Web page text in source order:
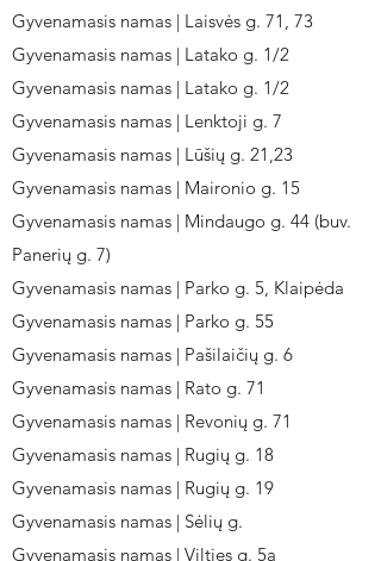
Gyvenamasis namas | Laisvės g. 71, 73
Gyvenamasis namas | Latako g. 1/2
Gyvenamasis namas | Latako g. 1/2
Gyvenamasis namas | Lenktoji g. 7
Gyvenamasis namas | Lūšių g. 21,23
Gyvenamasis namas | Maironio g. 15
Gyvenamasis namas | Mindaugo g. 44 (buv.
Panerių g. 7)
Gyvenamasis namas | Parko g. 5, Klaipėda
Gyvenamasis namas | Parko g. 55
Gyvenamasis namas | Pašilaičių g. 6
Gyvenamasis namas | Rato g. 71
Gyvenamasis namas | Revonių g. 71
Gyvenamasis namas | Rugių g. 18
Gyvenamasis namas | Rugių g. 19
Gyvenamasis namas | Sėlių g.
Gyvenamasis namas | Vilties g. 5a